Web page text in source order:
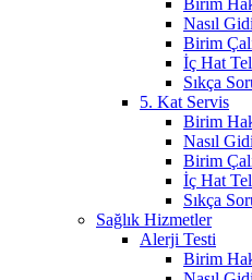
Nasıl
Birim
İç Hat
Sıkça
5. Kat Servis
Birim
Nasıl
Birim
İç Hat
Sıkça
Sağlık Hizmetler
Alerji Testi
Birim